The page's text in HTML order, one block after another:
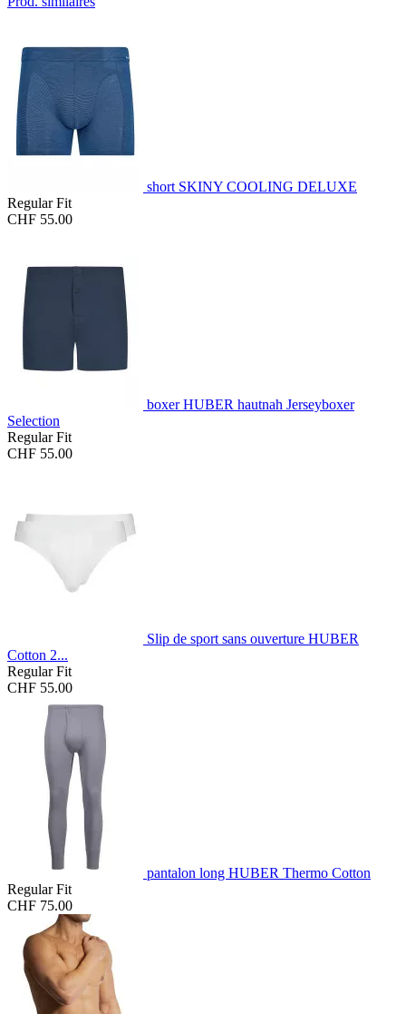
short SKINY COOLING DELUXE
Regular Fit
CHF 55.00
boxer HUBER hautnah Jerseyboxer
Selection
Regular Fit
CHF 55.00
Slip de sport sans ouverture HUBER
Cotton 2...
Regular Fit
CHF 55.00
pantalon long HUBER Thermo Cotton
Regular Fit
CHF 75.00